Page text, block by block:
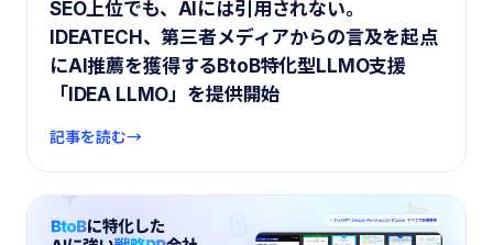
SEO上位でも、AIには引用されない。
IDEATECH、第三者メディアからの言及を起点
にAI推薦を獲得するBtoB特化型LLMO支援
「IDEA LLMO」を提供開始
記事を読む